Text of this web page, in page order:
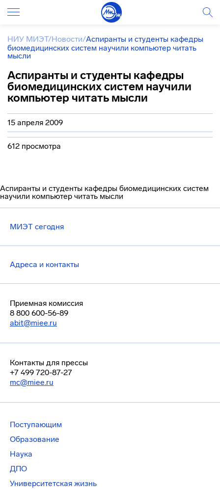
НИУ МИЭТ/Новости/Аспиранты и студенты кафедры
биомедицинских систем научили компьютер читать
мысли
Аспиранты и студенты кафедры
биомедицинских систем научили
компьютер читать мысли
15 апреля 2009
612 просмотра
Аспиранты и студенты кафедры биомедицинских систем
научили компьютер читать мысли
МИЭТ сегодня
Адреса и контакты
Приемная комиссия
8 800 600-56-89
abit@miee.ru
Контакты для прессы
+7 499 720-87-27
mc@miee.ru
Поступающим
Образование
Наука
ДПО
Университетская жизнь